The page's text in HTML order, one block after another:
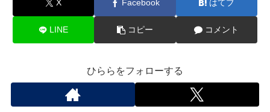
X Facebook はてブ
LINE コピー コメント
ひららをフォローする